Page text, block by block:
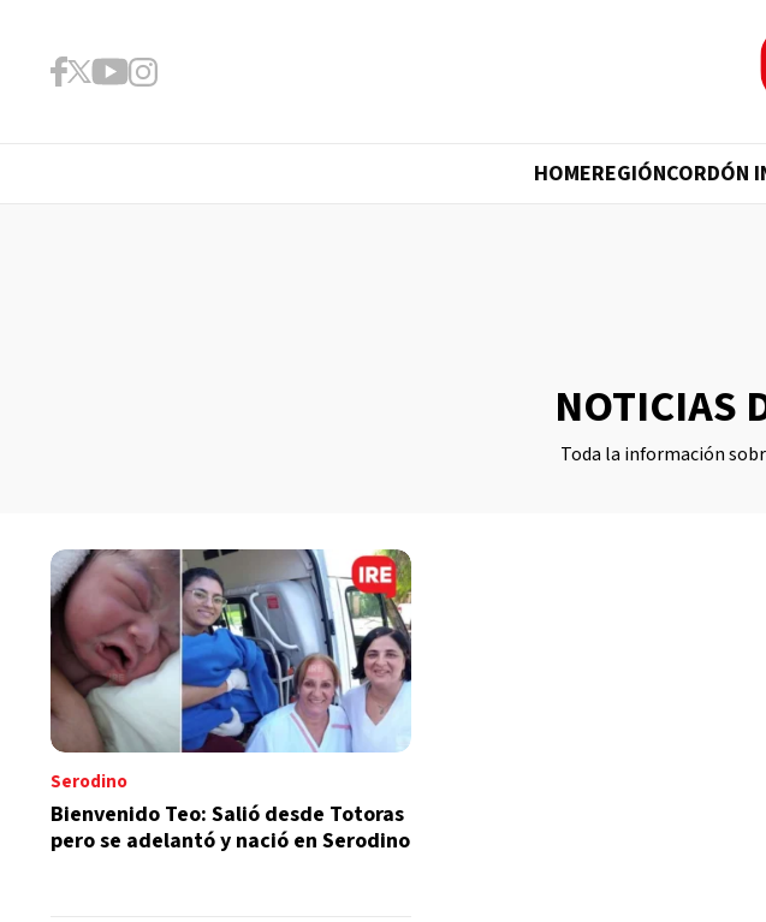
HOMEREGIÓNCORDÓN
NOTICIAS
Toda la información
Serodino
Bienvenido Teo: Salió desde Totoras
pero se adelantó y nació en Serodino